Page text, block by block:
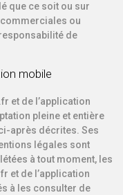
que ce soit ou sur
ou
de
mobile
et de l’application
pleine et entière
après décrites. Ses
légales sont
à tout moment, les
et de l’application
à les consulter de